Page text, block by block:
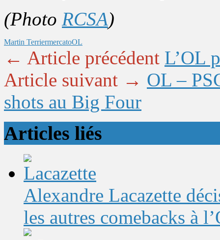
(Photo RCSA)
Martin TerriermercatoOL
← Article précédent L’OL
Article suivant → OL –
shots au Big Four
Articles liés
Alexandre Lacazette
les autres comebacks à